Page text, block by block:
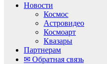
Новости
Космос
Астровидео
Космоарт
Квазары
Партнерам
✉ Обратная связь